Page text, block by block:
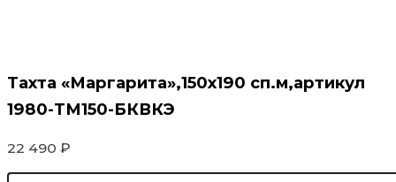
Тахта «Маргарита»,150х190 сп.м,артикул
1980-ТМ150-БКВКЭ
22 490 ₽